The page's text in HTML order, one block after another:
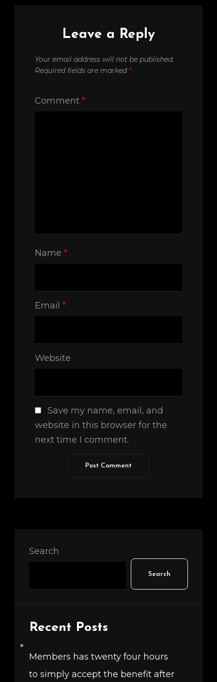
Leave a Reply
Your email address will not be published.
Required fields are marked *
Comment *
Name *
Email *
Website
Save my name, email, and
website in this browser for the
next time I comment.
Search
Search
Recent Posts
Members has twenty four hours
to simply accept the benefit after